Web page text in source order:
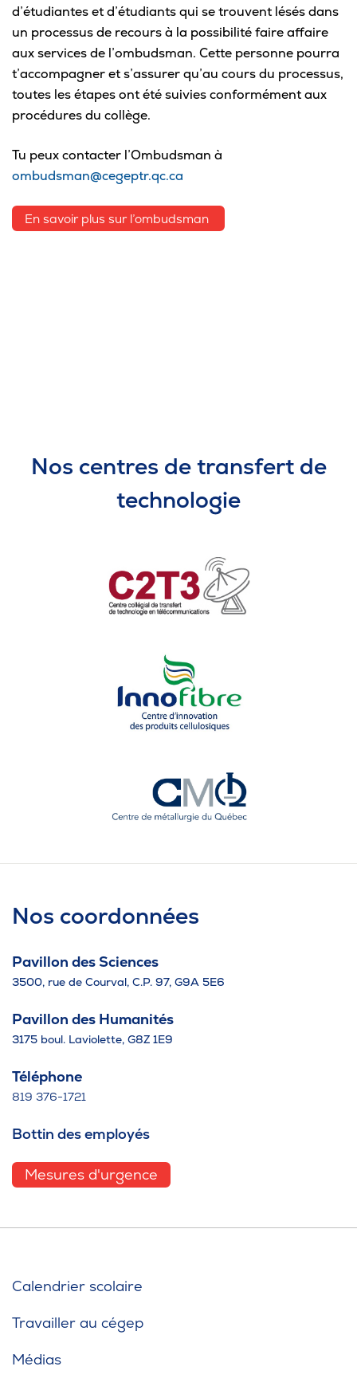
d’étudiantes et d’étudiants qui se trouvent lésés dans
un processus de recours à la possibilité faire affaire
aux services de l’ombudsman. Cette personne pourra
t’accompagner et s’assurer qu’au cours du processus,
toutes les étapes ont été suivies conformément aux
procédures du collège.
Tu peux contacter l’Ombudsman à
ombudsman@cegeptr.qc.ca
En savoir plus sur l’ombudsman
Nos centres de transfert de
technologie
Nos coordonnées
Pavillon des Sciences
3500, rue de Courval, C.P. 97, G9A 5E6
Pavillon des Humanités
3175 boul. Laviolette, G8Z 1E9
Téléphone
819 376-1721
Bottin des employés
Mesures d'urgence
Calendrier scolaire
Travailler au cégep
Médias